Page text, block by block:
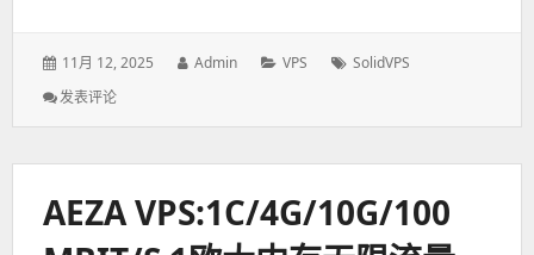
发
表
于：
11月 12, 2025
作
Admin
分
VPS
标
SolidVPS
发表评论
立
宛
AEZA VPS:1C/4G/10G/100